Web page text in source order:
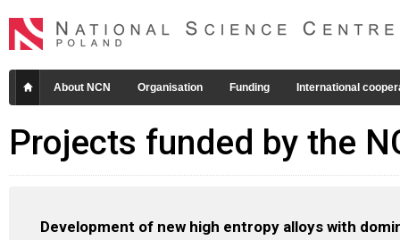
About NCN Organisation Funding International
Projects funded by the
Development of new high entropy alloys with